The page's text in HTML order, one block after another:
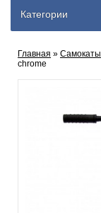
Категории
Главная » Самокаты
chrome